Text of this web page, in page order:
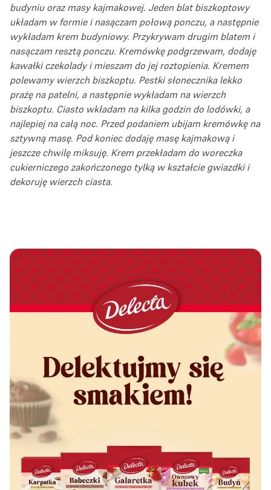
budyniu oraz masy kajmakowej. Jeden blat biszkoptowy
układam w formie i nasączam połową ponczu, a następnie
wykładam krem budyniowy. Przykrywam drugim blatem i
nasączam resztą ponczu. Kremówkę podgrzewam, dodaję
kawałki czekolady i mieszam do jej roztopienia. Kremem
polewamy wierzch biszkoptu. Pestki słonecznika lekko
prażę na patelni, a następnie wykładam na wierzch
biszkoptu. Ciasto wkładam na kilka godzin do lodówki, a
najlepiej na całą noc. Przed podaniem ubijam kremówkę na
sztywną masę. Pod koniec dodaję masę kajmakową i
jeszcze chwilę miksuję. Krem przekładam do woreczka
cukierniczego zakończonego tylką w kształcie gwiazdki i
dekoruję wierzch ciasta.